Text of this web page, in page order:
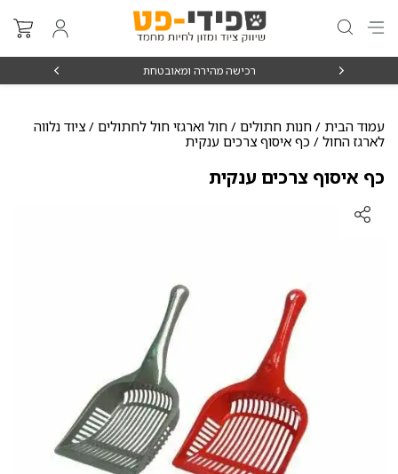
רכישה מהירה ומאובטחת
עמוד הבית / חנות חתולים / חול וארגזי חול לחתולים / ציוד נלווה
לארגז החול / כף איסוף צרכים ענקית
כף איסוף צרכים ענקית